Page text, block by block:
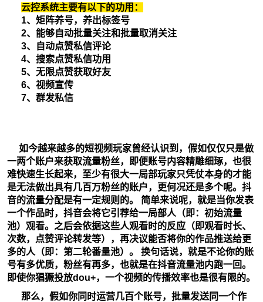
云控系统主要有以下的功用：
1、矩阵养号，养出标签号
2、能够自动批量关注和批量取消关注
3、自动点赞私信评论
4、搜索点赞私信功用
5、无限点赞获取好友
6、视频宣传
7、群发私信
如今越来越多的短视频玩家曾经认识到，假如仅仅只是做
一两个账户来获取流量粉丝，即便账号内容精雕细琢，也很
难快速生长起来，至少有很大一局部玩家只凭仗本身的才能
是无法做出具有几百万粉丝的账户，更何况还是多个呢。抖
音的流量分配是有一定规则的。 简单来说呢，就是当你发表
一个作品时，抖音会将它引荐给一局部人（即：初始流量
池）观看。之后会依据这些人观看时的反应（即观看时长、
次数，点赞评论转发等），再决议能否将你的作品推送给更
多的人（即：第二轮番量池）。 换句话说，就是不论你的账
号有多优质，粉丝有再多，也就是在抖音流量池内跑一回。
即使你猖獗投放dou+，一个视频的传播效率也是很有限的。
那么，假如你同时运营几百个账号，批量发送同一个作